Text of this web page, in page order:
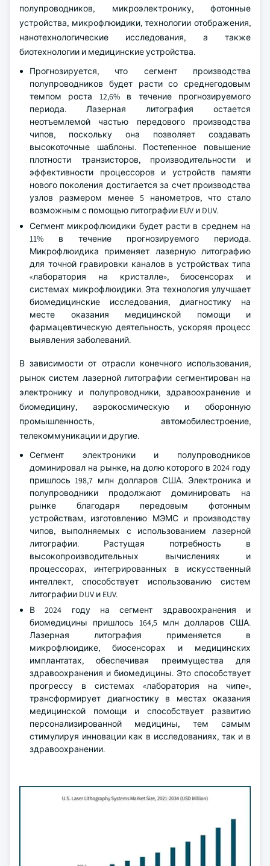
полупроводников, микроэлектронику, фотонные
устройства, микрофлюидики, технологии отображения,
нанотехнологические исследования, а также
биотехнологии и медицинские устройства.
Прогнозируется, что сегмент производства
полупроводников будет расти со среднегодовым
темпом роста 12,6% в течение прогнозируемого
периода. Лазерная литография остается
неотъемлемой частью передового производства
чипов, поскольку она позволяет создавать
высокоточные шаблоны. Постепенное повышение
плотности транзисторов, производительности и
эффективности процессоров и устройств памяти
нового поколения достигается за счет производства
узлов размером менее 5 нанометров, что стало
возможным с помощью литографии EUV и DUV.
Сегмент микрофлюидики будет расти в среднем на
11% в течение прогнозируемого периода.
Микрофлюидика применяет лазерную литографию
для точной гравировки каналов в устройствах типа
«лаборатория на кристалле», биосенсорах и
системах микрофлюидики. Эта технология улучшает
биомедицинские исследования, диагностику на
месте оказания медицинской помощи и
фармацевтическую деятельность, ускоряя процесс
выявления заболеваний.
В зависимости от отрасли конечного использования,
рынок систем лазерной литографии сегментирован на
электронику и полупроводники, здравоохранение и
биомедицину, аэрокосмическую и оборонную
промышленность, автомобилестроение,
телекоммуникации и другие.
Сегмент электроники и полупроводников
доминировал на рынке, на долю которого в 2024 году
пришлось 198,7 млн долларов США. Электроника и
полупроводники продолжают доминировать на
рынке благодаря передовым фотонным
устройствам, изготовлению МЭМС и производству
чипов, выполняемых с использованием лазерной
литографии. Растущая потребность в
высокопроизводительных вычислениях и
процессорах, интегрированных в искусственный
интеллект, способствует использованию систем
литографии DUV и EUV.
В 2024 году на сегмент здравоохранения и
биомедицины пришлось 164,5 млн долларов США.
Лазерная литография применяется в
микрофлюидике, биосенсорах и медицинских
имплантатах, обеспечивая преимущества для
здравоохранения и биомедицины. Это способствует
прогрессу в системах «лаборатория на чипе»,
трансформирует диагностику в местах оказания
медицинской помощи и способствует развитию
персонализированной медицины, тем самым
стимулируя инновации как в исследованиях, так и в
здравоохранении.